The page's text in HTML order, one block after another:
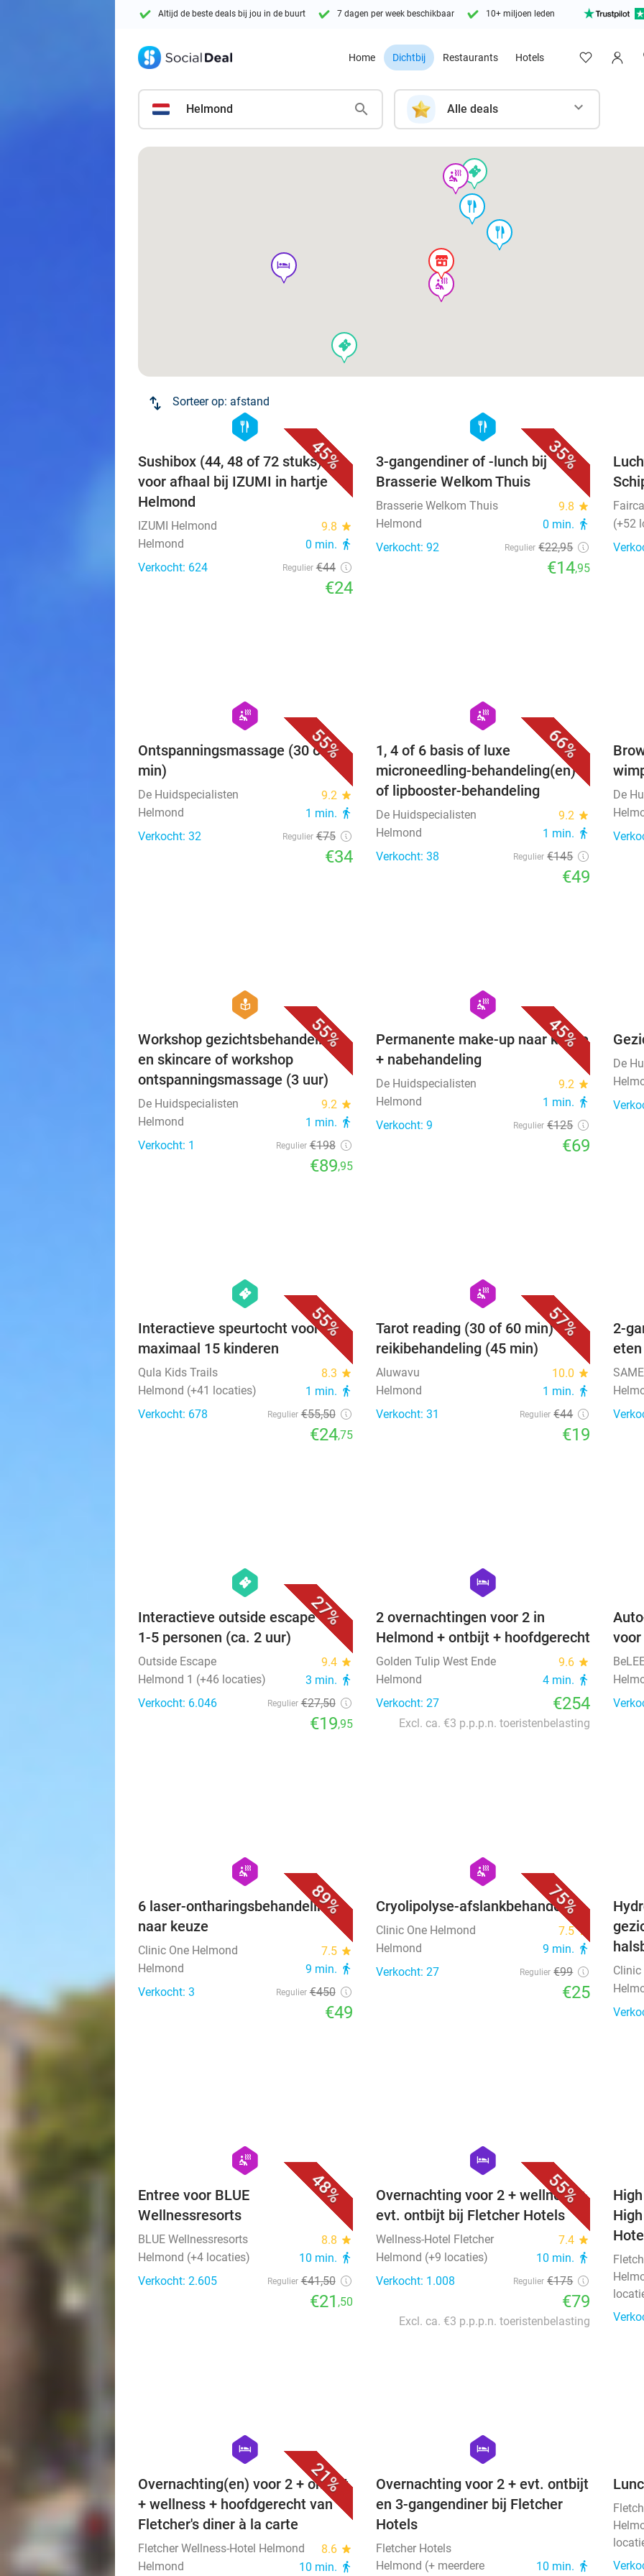
Altijd de beste deals bij jou in de buurt 7 dagen per week beschikbaar 10+ miljoen leden
Home Dichtbij Restaurants Hotels
Helmond Alle deals
hotel
food
food
events
course
wellness
events
store
wellness
Sorteer op: afstand
45%
hexagon
food
Sushibox (44, 48 of 72 stuks)
voor afhaal bij IZUMI in hartje
Helmond
IZUMI Helmond 9.8 star
Helmond 0 min. directions_walk
Verkocht: 624 Regulier €44
€24
35%
hexagon
food
3-gangendiner of -lunch bij
Brasserie Welkom Thuis
Brasserie Welkom Thuis 9.8 star
Helmond 0 min. directions_walk
Verkocht: 92 Regulier €22,95
€14,95
(+52
55%
hexagon
wellness
Ontspanningsmassage (30 of 60
min)
De Huidspecialisten 9.2 star
Helmond 1 min. directions_walk
Verkocht: 32 Regulier €75
€34
66%
hexagon
wellness
1, 4 of 6 basis of luxe
microneedling-behandeling(en)
of lipbooster-behandeling
De Huidspecialisten 9.2 star
Helmond 1 min. directions_walk
Verkocht: 38 Regulier €145
€49
De
55%
hexagon
course
Workshop gezichtsbehandeling
en skincare of workshop
ontspanningsmassage (3 uur)
De Huidspecialisten 9.2 star
Helmond 1 min. directions_walk
Verkocht: 1 Regulier €198
€89,95
45%
hexagon
wellness
Permanente make-up naar keuze
+ nabehandeling
De Huidspecialisten 9.2 star
Helmond 1 min. directions_walk
Verkocht: 9 Regulier €125
€69
De
55%
hexagon
events
Interactieve speurtocht voor
maximaal 15 kinderen
Qula Kids Trails 8.3 star
Helmond (+41 locaties) 1 min. directions_walk
Verkocht: 678 Regulier €55,50
€24,75
57%
hexagon
wellness
Tarot reading (30 of 60 min) of
reikibehandeling (45 min)
Aluwavu 10.0 star
Helmond 1 min. directions_walk
Verkocht: 31 Regulier €44
€19
2-
27%
hexagon
events
Interactieve outside escape voor
1-5 personen (ca. 2 uur)
Outside Escape 9.4 star
Helmond 1 (+46 locaties) 3 min. directions_walk
Verkocht: 6.046 Regulier €27,50
€19,95
hexagon
hotel
2 overnachtingen voor 2 in
Helmond + ontbijt + hoofdgerecht
Golden Tulip West Ende 9.6 star
Helmond 4 min. directions_walk
Verkocht: 27 €254
Excl. ca. €3 p.p.p.n. toeristenbelasting
89%
hexagon
wellness
6 laser-ontharingsbehandelingen
naar keuze
Clinic One Helmond 7.5 star
Helmond 9 min. directions_walk
Verkocht: 3 Regulier €450
€49
75%
hexagon
wellness
Cryolipolyse-afslankbehandeling
Clinic One Helmond 7.5star
Helmond 9 min. directions_walk
Verkocht: 27 Regulier €99
€25
Clinic
48%
hexagon
wellness
Entree voor BLUE
Wellnessresorts
BLUE Wellnessresorts 8.8 star
Helmond (+4 locaties) 10 min. directions_walk
Verkocht: 2.605 Regulier €41,50
€21 ,50
55%
hexagon
hotel
Overnachting voor 2 + wellness +
evt. ontbijt bij Fletcher Hotels
Wellness-Hotel Fletcher 7.4 star
Helmond (+9 locaties) 10 min. directions_walk
Verkocht: 1.008 Regulier €175
€79
Excl. ca. €3 p.p.p.n. toeristenbelasting
21%
hexagon
hotel
Overnachting(en) voor 2 + ontbijt
+ wellness + hoofdgerecht van
Fletcher's diner à la carte
Fletcher Wellness-Hotel Helmond 8.6 star
Helmond 10 min. directions_walk
hexagon
hotel
Overnachting voor 2 + evt. ontbijt
en 3-gangendiner bij Fletcher
Hotels
Fletcher Hotels
Helmond (+ meerdere
10 min. directions_walk